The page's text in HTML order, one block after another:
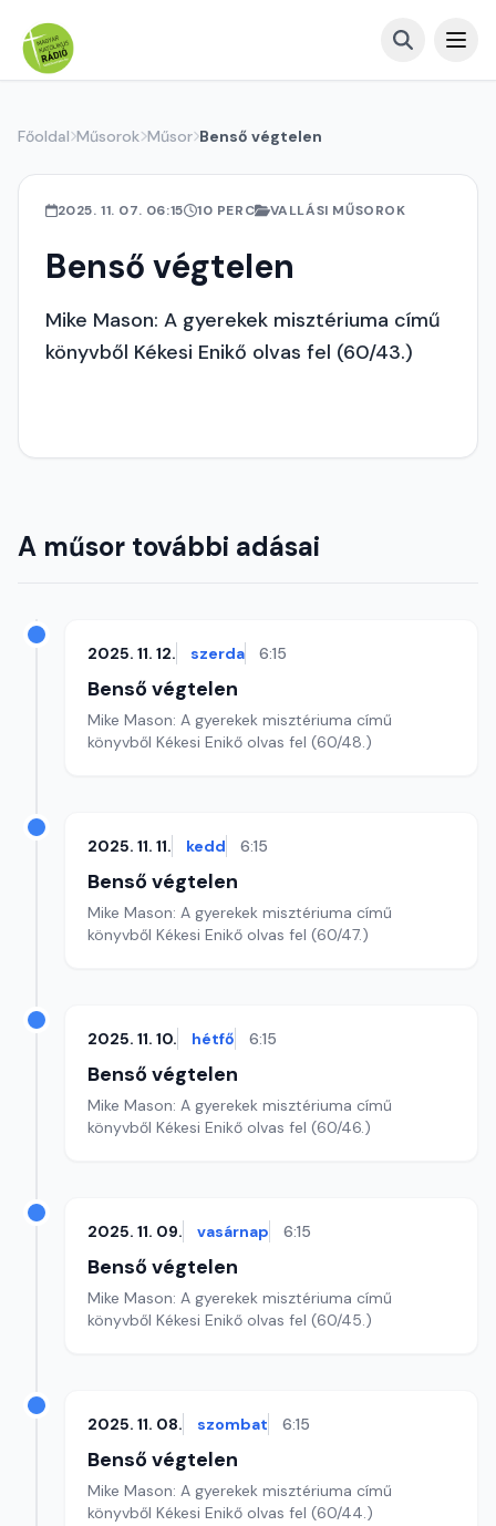
Főoldal Műsorok Műsor Benső végtelen
2025. 11. 07. 06:15 10 PERC VALLÁSI MŰSOROK
Benső végtelen
Mike Mason: A gyerekek misztériuma című
könyvből Kékesi Enikő olvas fel (60/43.)
A műsor további adásai
2025. 11. 12. szerda 6:15
Benső végtelen
Mike Mason: A gyerekek misztériuma című
könyvből Kékesi Enikő olvas fel (60/48.)
2025. 11. 11. kedd 6:15
Benső végtelen
Mike Mason: A gyerekek misztériuma című
könyvből Kékesi Enikő olvas fel (60/47.)
2025. 11. 10. hétfő 6:15
Benső végtelen
Mike Mason: A gyerekek misztériuma című
könyvből Kékesi Enikő olvas fel (60/46.)
2025. 11. 09. vasárnap 6:15
Benső végtelen
Mike Mason: A gyerekek misztériuma című
könyvből Kékesi Enikő olvas fel (60/45.)
2025. 11. 08. szombat 6:15
Benső végtelen
Mike Mason: A gyerekek misztériuma című
könyvből Kékesi Enikő olvas fel (60/44.)